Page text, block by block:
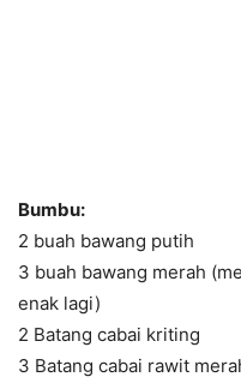
Bumbu:
2 buah bawang putih
3 buah bawang merah
enak lagi)
2 Batang cabai kriting
3 Batang cabai rawit